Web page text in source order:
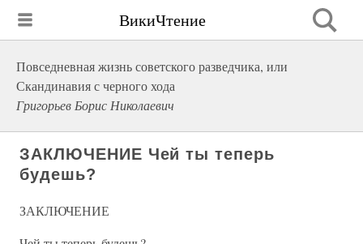
ВикиЧтение
Повседневная жизнь советского разведчика, или
Скандинавия с черного хода
Григорьев Борис Николаевич
ЗАКЛЮЧЕНИЕ Чей ты теперь
будешь?
ЗАКЛЮЧЕНИЕ